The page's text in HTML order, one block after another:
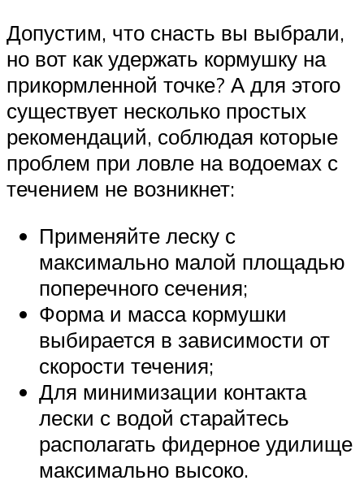
Допустим, что снасть вы выбрали,
но вот как удержать кормушку на
прикормленной точке? А для этого
существует несколько простых
рекомендаций, соблюдая которые
проблем при ловле на водоемах с
течением не возникнет:
Применяйте леску с
максимально малой площадью
поперечного сечения;
Форма и масса кормушки
выбирается в зависимости от
скорости течения;
Для минимизации контакта
лески с водой старайтесь
располагать фидерное удилище
максимально высоко.